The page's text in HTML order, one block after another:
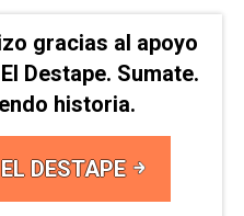
gracias al apoyo
Destape. Sumate.
historia.
DESTAPE